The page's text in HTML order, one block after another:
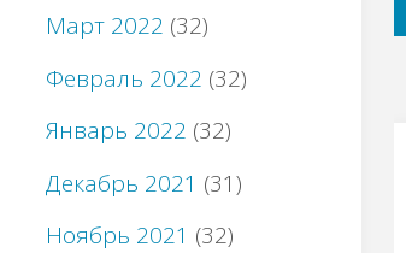
Март 2022 (32)
Февраль 2022 (32)
Январь 2022 (32)
Декабрь 2021 (31)
Ноябрь 2021 (32)